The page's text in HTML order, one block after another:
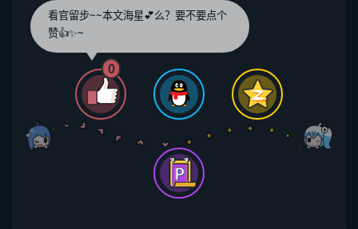
看官留步~~本文海星💕么？要不要点个
赞👍✨~
0